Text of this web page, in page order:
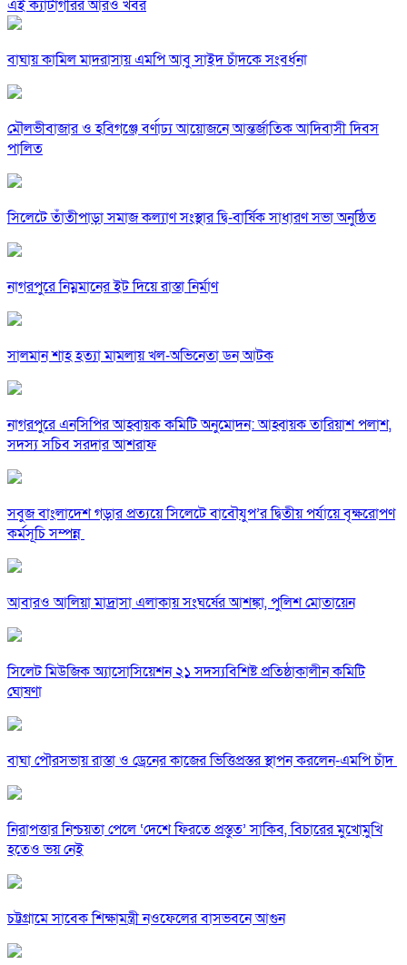
এই ক্যাটাগরির আরও খবর
বাঘায় কামিল মাদরাসায় এমপি আবু সাইদ চাঁদকে সংবর্ধনা
মৌলভীবাজার ও হবিগঞ্জে বর্ণাঢ্য আয়োজনে আন্তর্জাতিক আদিবাসী দিবস
পালিত
সিলেটে তাঁতীপাড়া সমাজ কল্যাণ সংস্থার দ্বি-বার্ষিক সাধারণ সভা অনুষ্ঠিত
নাগরপুরে নিম্নমানের ইট দিয়ে রাস্তা নির্মাণ
সালমান শাহ হত্যা মামলায় খল-অভিনেতা ডন আটক
নাগরপুরে এনসিপির আহ্বায়ক কমিটি অনুমোদন: আহ্বায়ক তারিয়াশ পলাশ,
সদস্য সচিব সরদার আশরাফ
সবুজ বাংলাদেশ গড়ার প্রত্যয়ে সিলেটে বাবৌযুপ’র দ্বিতীয় পর্যায়ে বৃক্ষরোপণ
কর্মসূচি সম্পন্ন
আবারও আলিয়া মাদ্রাসা এলাকায় সংঘর্ষের আশঙ্কা, পুলিশ মোতায়েন
সিলেট মিউজিক অ্যাসোসিয়েশন ২১ সদস্যবিশিষ্ট প্রতিষ্ঠাকালীন কমিটি
ঘোষণা
বাঘা পৌরসভায় রাস্তা ও ড্রেনের কাজের ভিত্তিপ্রস্তর স্থাপন করলেন-এমপি চাঁদ
নিরাপত্তার নিশ্চয়তা পেলে ‘দেশে ফিরতে প্রস্তুত’ সাকিব, বিচারের মুখোমুখি
হতেও ভয় নেই
চট্টগ্রামে সাবেক শিক্ষামন্ত্রী নওফেলের বাসভবনে আগুন